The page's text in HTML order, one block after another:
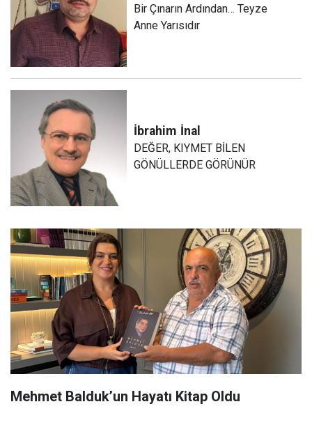
Bir Çınarın Ardından… Teyze
Anne Yarısıdır
İbrahim İnal
DEĞER, KIYMET BİLEN
GÖNÜLLERDE GÖRÜNÜR
Mehmet Balduk’un Hayatı Kitap Oldu